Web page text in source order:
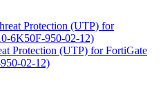
Protection (UTP) for FortiGate
02-12)